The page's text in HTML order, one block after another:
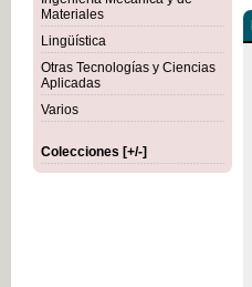
Materiales
Lingüística
Otras Tecnologías y Ciencias
Aplicadas
Varios
Colecciones [+/-]